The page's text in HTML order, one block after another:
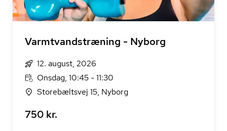
Varmtvandstræning - Nyborg
12. august, 2026
Onsdag, 10:45 - 11:30
Storebæltsvej 15, Nyborg
750 kr.